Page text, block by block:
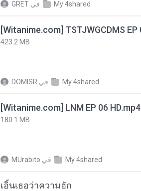
GRET في My 4shared
423.2 MB
DOMISR في My 4shared
[Witanime.com] LNM EP 06 HD.mp4
180.1 MB
MUrabito في My 4shared
เอิ้นเธอว่าความฮัก